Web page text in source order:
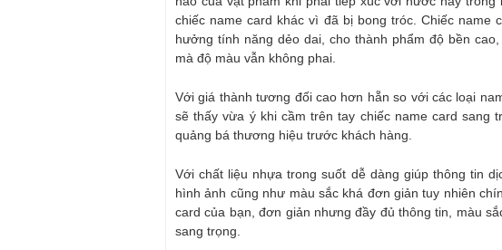
chiếc name card khác vì đã bị bong tróc. Chiếc name
hưởng tính năng dẻo dai, cho thành phẩm độ bền
mà độ màu vẫn không phai.
Với giá thành tương đối cao hơn hẵn so với các loại
sẽ thấy vừa ý khi cầm trên tay chiếc name card sang
quảng bá thương hiệu trước khách hàng.
Với chất liệu nhựa trong suốt dễ dàng giúp thông tin
hình ảnh cũng như màu sắc khá đơn giản tuy nhiên
card của bạn, đơn giản nhưng đầy đủ thông tin, màu
sang trọng.